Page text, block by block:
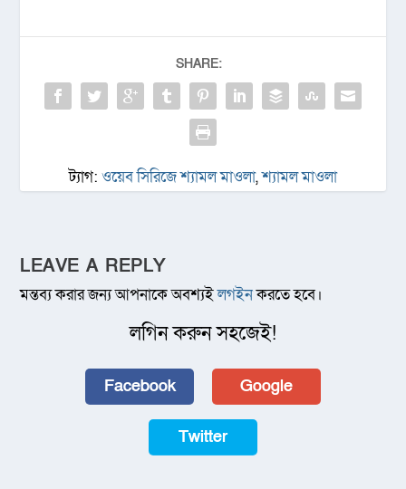
SHARE:
ট্যাগ: ওয়েব সিরিজে শ্যামল মাওলা,শ্যামল মাওলা
LEAVE A REPLY
মন্তব্য করার জন্য আপনাকে অবশ্যইলগইনকরতে হবে।
লগিন করুন সহজেই!
Facebook Google
Twitter